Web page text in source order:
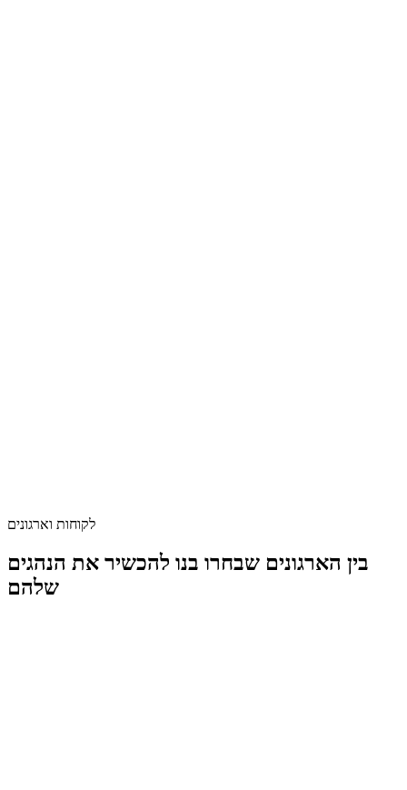
גבוהים ביותר
לקוחות וארגונים
בין הארגונים שבחרו בנו להכשיר את הנהגים
שלהם